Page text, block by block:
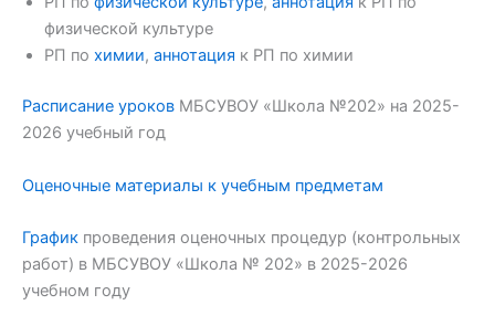
физической культуре
РП по химии, аннотация к РП по химии
Расписание уроков МБСУВОУ «Школа №202» на 2025-
2026 учебный год
Оценочные материалы к учебным предметам
График проведения оценочных процедур (контрольных
работ) в МБСУВОУ «Школа № 202» в 2025-2026
учебном году